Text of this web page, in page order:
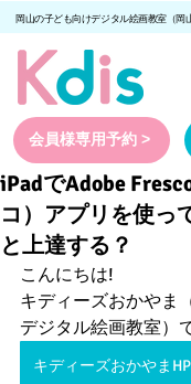
岡山の子ども向けデジタル絵画教室（岡
会員様専用予約 >
iPadでAdobe
コ）アプリを使っ
と上達する？
こんにちは!
キディーズおかやま
デジタル絵画教室）
キディーズおかやまHP